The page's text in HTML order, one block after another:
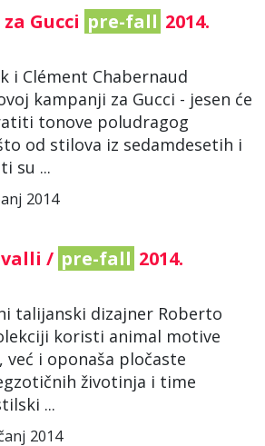
Gucci pre-fall 2014.
i Clément Chabernaud
kampanji za Gucci - jesen će
tonove poludragog
od stilova iz sedamdesetih i
su ...
2014
/ pre-fall 2014.
talijanski dizajner Roberto
koristi animal motive
već i oponaša pločaste
životinja i time
...
2014